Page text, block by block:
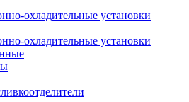
охладительные установки
охладительные установки